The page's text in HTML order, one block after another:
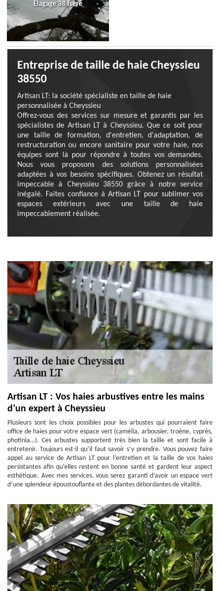
Elagage 38 Isère
Entreprise de taille de haie Cheyssieu
38550
Artisan LT: la société spécialiste en taille de haie
personnalisée à Cheyssieu
Offrez-vous des services sur mesure et garantis par les
spécialistes de Artisan LT à Cheyssieu. Que ce soit pour
une taille de formation, d'entretien, d'adaptation, de
restructuration ou encore sanitaire pour votre haie, nos
équipes sont là pour répondre à toutes vos demandes.
Nous vous proposons des solutions personnalisées
adaptées à vos besoins spécifiques. Obtenez un résultat
impeccable à Cheyssieu 38550 grâce à notre service
inégalé. Faites confiance à Artisan LT pour sublimer vos
espaces extérieurs avec une taille de haie
impeccablement réalisée.
Artisan LT : Vos haies arbustives entre les mains
d’un expert à Cheyssieu
Plusieurs sont les choix possibles pour les arbustes qui pourraient faire
office de haies pour votre espace vert (camélia, arbousier, troène, cyprès,
photinia…). Ces arbustes supportent très bien la taille et sont facile à
entretenir. Toujours est-il qu’il faut savoir s’y prendre. Vous pouvez faire
appel au service de Artisan LT pour l’entretien et la taille de vos haies
persistantes afin qu’elles restent en bonne santé et gardent leur aspect
esthétique. Avec mes services, vous serez garanti d’avoir un espace vert
d’une splendeur époustouflante et des plantes débordantes de vitalité.